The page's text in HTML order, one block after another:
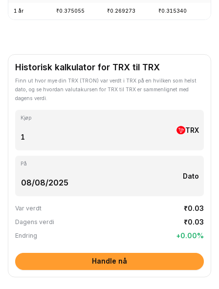
1 år ₹0.375055 ₹0.269273 ₹0.315340
Historisk kalkulator for TRX til TRX
Finn ut hvor mye din TRX (TRON) var verdt i TRX på en hvilken som helst
dato, og se hvordan valutakursen for TRX til TRX er sammenlignet med
dagens verdi.
Kjøp
TRX
På
Dato
Var verdt ₹0.03
Dagens verdi ₹0.03
Endring +0.00%
Handle nå